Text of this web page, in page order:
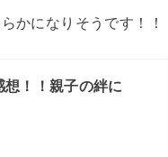
かになりそうです！！
！！親子の絆に